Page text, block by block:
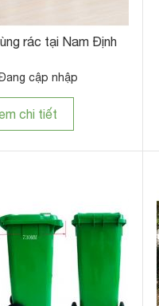
rác tại Nam Định
cập nhập
chi tiết